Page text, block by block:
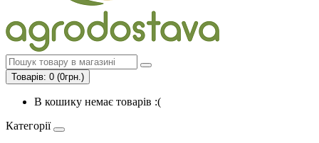
Товарів: 0 (0грн.)
В кошику немає товарів :(
Категорії